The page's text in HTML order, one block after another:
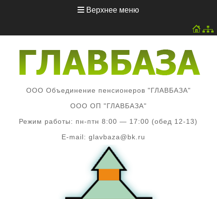
Верхнее меню
ООО Объединение пенсионеров "ГЛАВБАЗА"
ООО ОП "ГЛАВБАЗА"
Режим работы: пн-птн 8:00 — 17:00 (обед 12-13)
E-mail: glavbaza@bk.ru